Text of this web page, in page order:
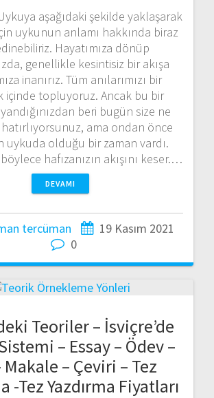
aşağıdaki şekilde yaklaşarak
uykunun anlamı hakkında biraz
Hayatımıza dönüp
genellikle kesintisiz bir akışa
inanırız. Tüm anılarımızı bir
içinde topluyoruz. Ancak bu bir
beri bugün size ne
ama ondan önce
uykuda olduğu bir zaman vardı.
hafızanızın akışını keser.…
DEVAMI
tercüman
19 Kasım 2021
0
Teoriler – İsviçre’de
– Essay – Ödev –
Makale – Çeviri – Tez
-Tez Yazdırma Fiyatları